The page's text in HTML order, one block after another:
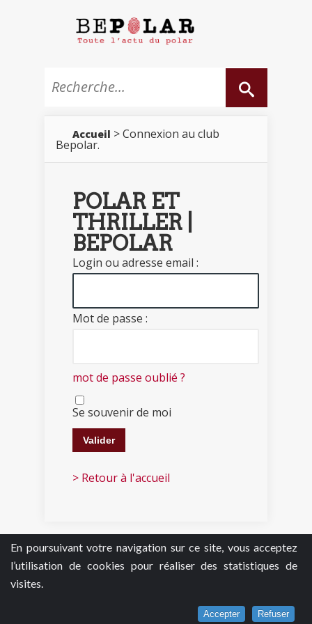
En poursuivant votre navigation sur ce site, vous acceptez
l’utilisation de cookies pour réaliser des statistiques de
visites.
Accepter Refuser
Accueil > Connexion au club
Bepolar.
POLAR ET
THRILLER |
BEPOLAR
Login ou adresse email :
Mot de passe :
mot de passe oublié ?
Se souvenir de moi
> Retour à l'accueil